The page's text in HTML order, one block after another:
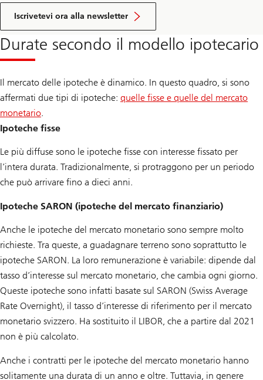
Iscrivetevi ora alla newsletter
di
immo
Durate secondo il modello ipotecario
Il mercato delle ipoteche è dinamico. In questo quadro, si sono
affermati due tipi di ipoteche: quelle fisse e quelle del mercato
monetario.
Ipoteche fisse
Le più diffuse sono le ipoteche fisse con interesse fissato per
l’intera durata. Tradizionalmente, si protraggono per un periodo
che può arrivare fino a dieci anni.
Ipoteche SARON (ipoteche del mercato finanziario)
Anche le ipoteche del mercato monetario sono sempre molto
richieste. Tra queste, a guadagnare terreno sono soprattutto le
ipoteche SARON. La loro remunerazione è variabile: dipende dal
tasso d’interesse sul mercato monetario, che cambia ogni giorno.
Queste ipoteche sono infatti basate sul SARON (Swiss Average
Rate Overnight), il tasso d’interesse di riferimento per il mercato
monetario svizzero. Ha sostituito il LIBOR, che a partire dal 2021
non è più calcolato.
Anche i contratti per le ipoteche del mercato monetario hanno
solitamente una durata di un anno e oltre. Tuttavia, in genere